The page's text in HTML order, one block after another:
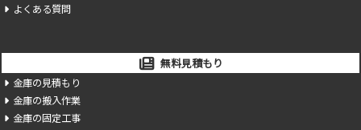
よくある質問
無料見積もり
金庫の見積もり
金庫の搬入作業
金庫の固定工事